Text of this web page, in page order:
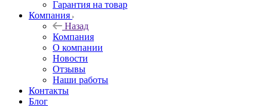
Гарантия на товар
Компания
Назад
Компания
О компании
Новости
Отзывы
Наши работы
Контакты
Блог